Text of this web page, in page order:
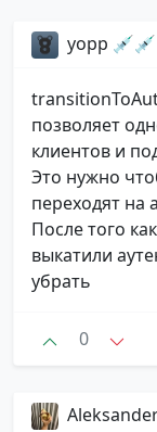
yopp 💉💉
позволяет
клиентов и
Это нужно
переходят на
После того
выкатили
убрать
0